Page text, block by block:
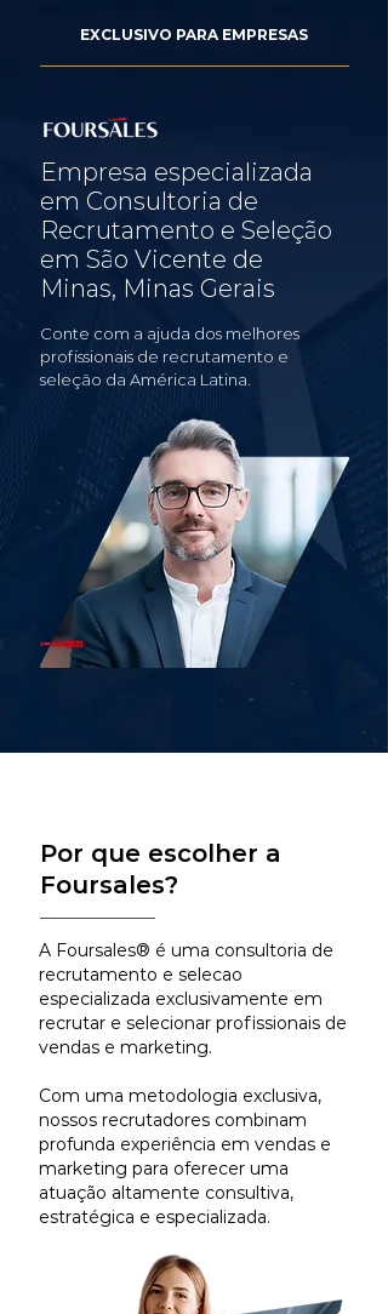
EXCLUSIVO PARA EMPRESAS
Empresa especializada
em Consultoria de
Recrutamento e Seleção
em São Vicente de
Minas, Minas Gerais
Conte com a ajuda dos melhores
profissionais de recrutamento e
seleção da América Latina.
Por que escolher a
Foursales?
A Foursales® é uma consultoria de
recrutamento e selecao
especializada exclusivamente em
recrutar e selecionar profissionais de
vendas e marketing.
Com uma metodologia exclusiva,
nossos recrutadores combinam
profunda experiência em vendas e
marketing para oferecer uma
atuação altamente consultiva,
estratégica e especializada.